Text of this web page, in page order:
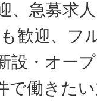
、急募求
歓迎、フ
設・オー
で働きた